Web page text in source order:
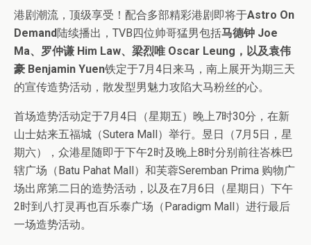
港剧潮流，顶级享受！配合多部精彩港剧即将于Astro On
Demand陆续播出，TVB四位帅哥猛男包括马德钟 Joe
Ma、罗仲谦 Him Law、梁烈唯 Oscar Leung，以及袁伟
豪 Benjamin Yuen铁定于7月4日来马，南上展开为期三天
的宣传造势活动，散发型男魅力攻陷大马粉丝的心。
首场造势活动定于7月4日（星期五）晚上7时30分，在新
山士姑来五福城（Sutera Mall）举行。昱日（7月5日，星
期六），众港星随即于下午2时及晚上8时分别前往峇株巴
辖广场（Batu Pahat Mall）和芙蓉Seremban Prima 购物广
场出席第二日的造势活动，以及在7月6日（星期日）下午
2时到八打灵再也百乐泰广场（Paradigm Mall）进行最后
一场造势活动。